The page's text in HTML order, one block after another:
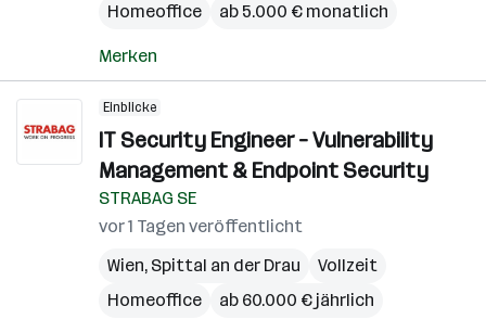
Homeoffice
ab 5.000 € monatlich
Merken
Einblicke
IT Security Engineer – Vulnerability
Management & Endpoint Security
STRABAG SE
vor 1 Tagen veröffentlicht
Wien, Spittal an der Drau
Vollzeit
Homeoffice
ab 60.000 € jährlich